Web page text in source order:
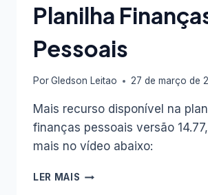
Planilha
Pessoais
PorGledson Leitao 27 de março de
Mais recurso disponível na
finanças pessoais versão
mais no vídeo abaixo:
LER MAIS NOVO